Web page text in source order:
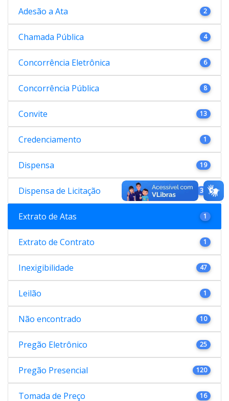
Adesão a Ata 2
Chamada Pública 4
Concorrência Eletrônica 6
Concorrência Pública 8
Convite 13
Credenciamento 1
Dispensa 19
Dispensa de Licitação 38
Extrato de Atas 1
Extrato de Contrato 1
Inexigibilidade 47
Leilão 1
Não encontrado 10
Pregão Eletrônico 25
Pregão Presencial 120
Tomada de Preço 16